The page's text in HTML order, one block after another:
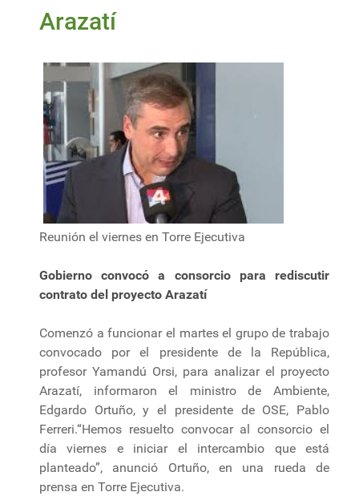
Arazatí
Reunión el viernes en Torre Ejecutiva
Gobierno convocó a consorcio para rediscutir
contrato del proyecto Arazatí
Comenzó a funcionar el martes el grupo de trabajo
convocado por el presidente de la República,
profesor Yamandú Orsi, para analizar el proyecto
Arazatí, informaron el ministro de Ambiente,
Edgardo Ortuño, y el presidente de OSE, Pablo
Ferreri.“Hemos resuelto convocar al consorcio el
día viernes e iniciar el intercambio que está
planteado”, anunció Ortuño, en una rueda de
prensa en Torre Ejecutiva.